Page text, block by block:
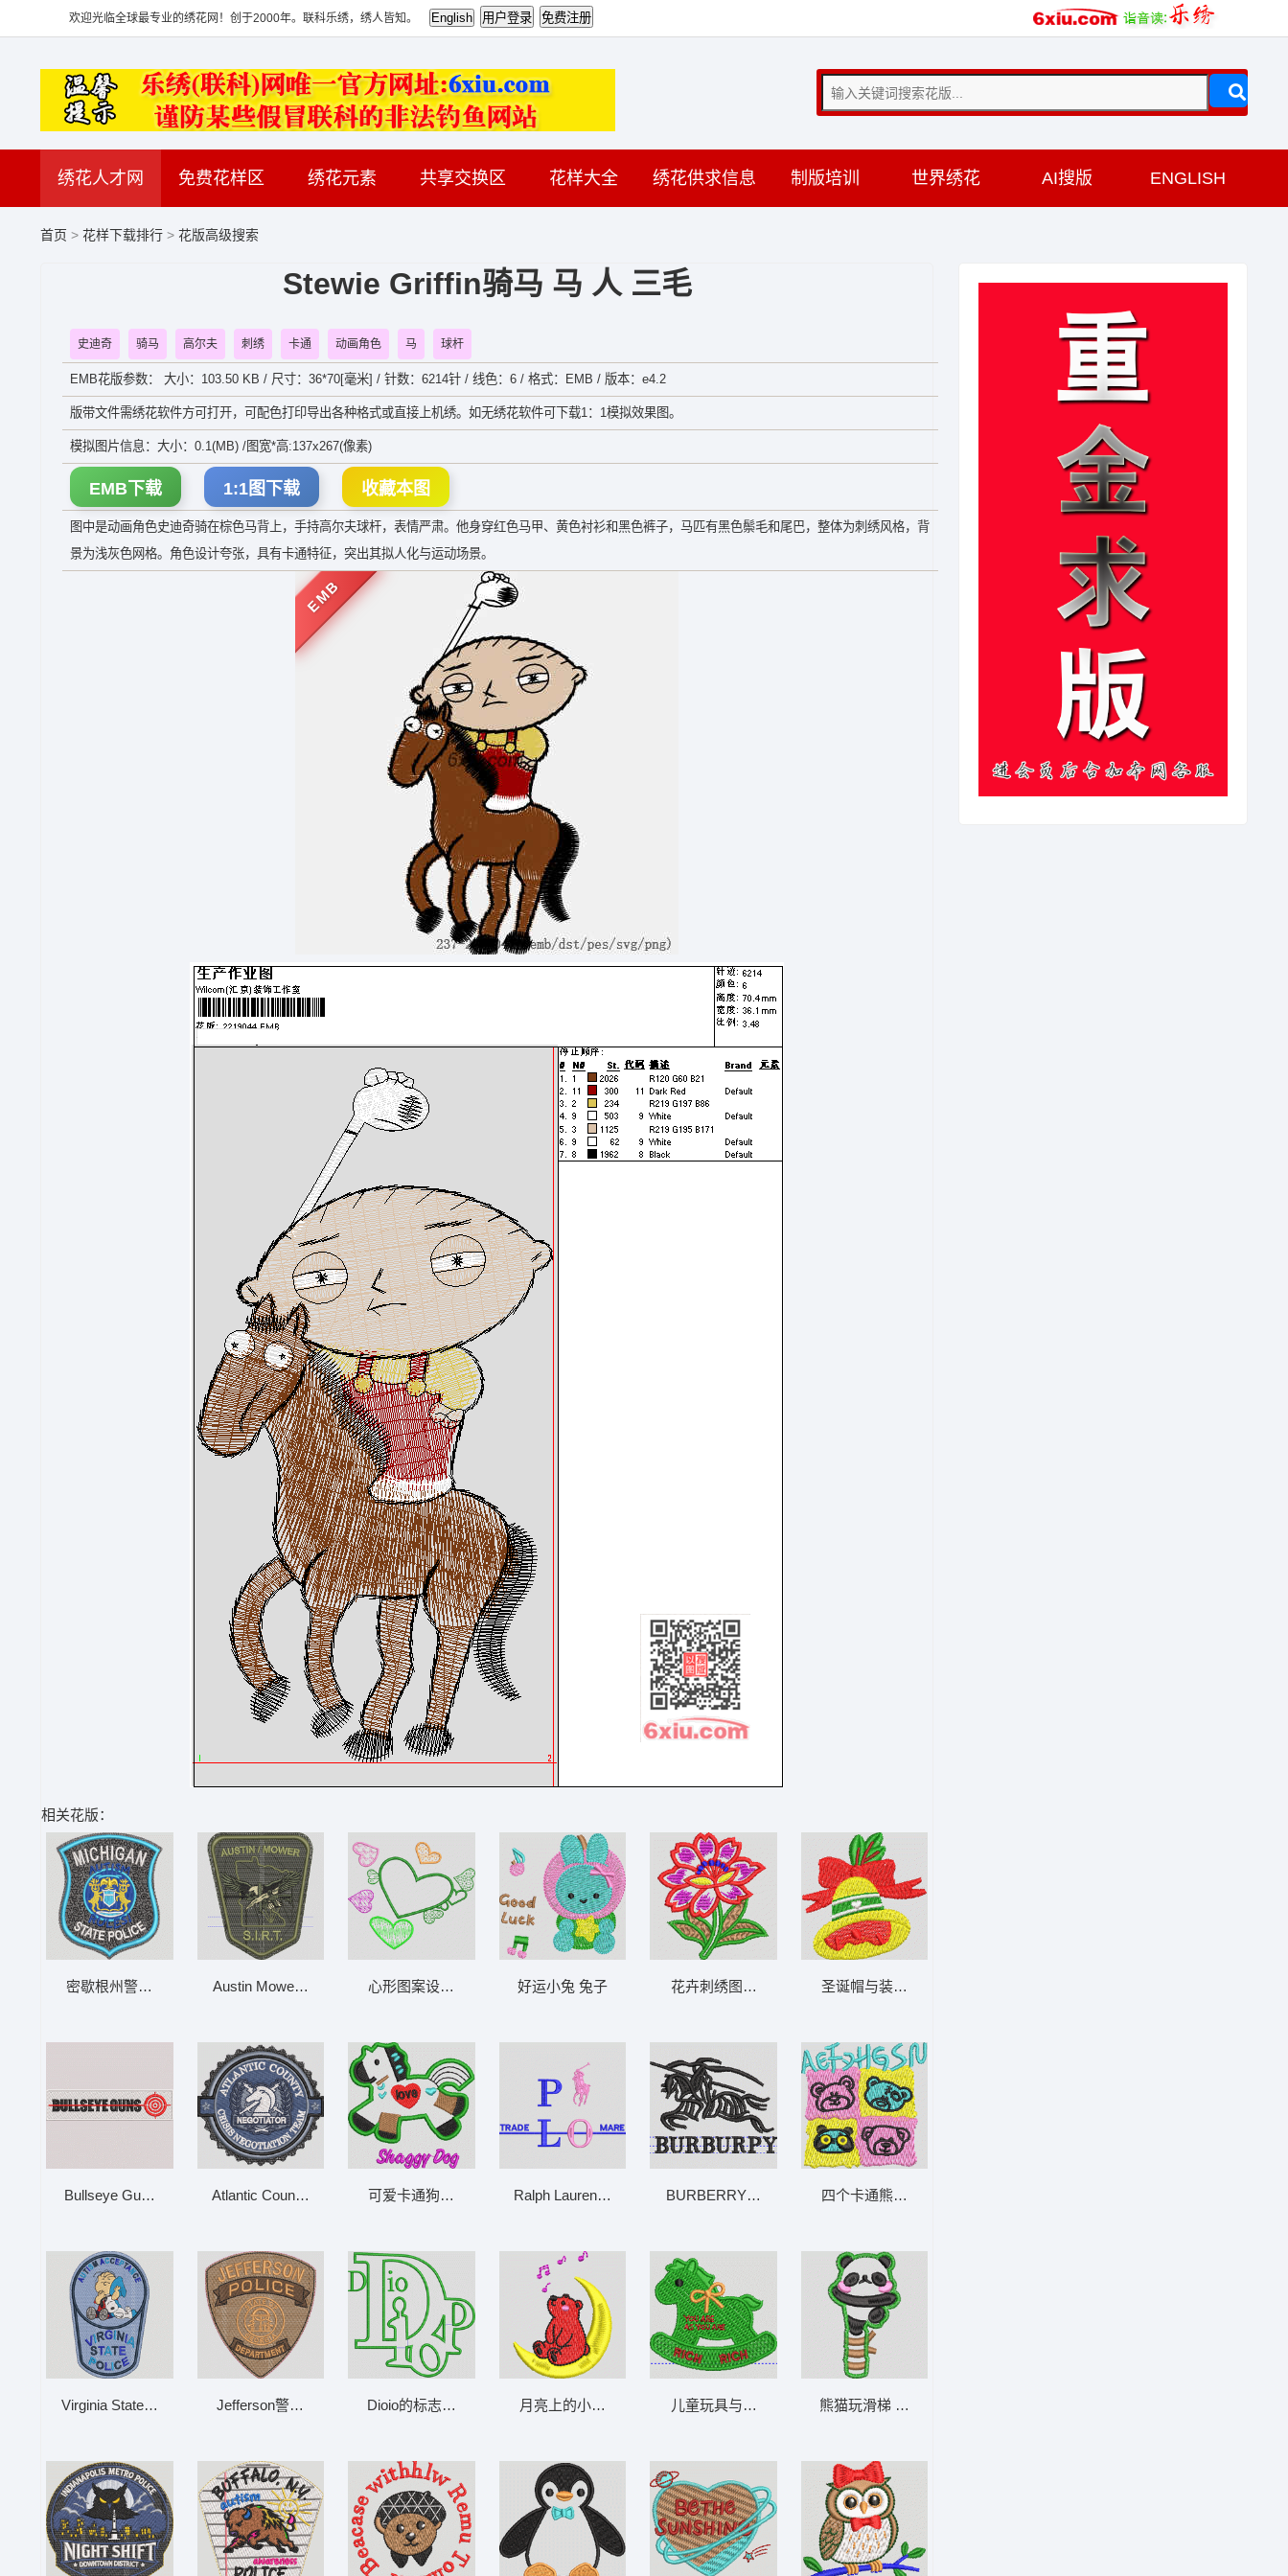
欢迎光临全球最专业的绣花网！创于2000年。联科乐绣，绣人皆知。
绣花人才网 免费花样区 绣花元素 共享交换区 花样大全 绣花供求信息 制版培训 世界绣花 AI搜版 ENGLISH
首页 > 花样下载排行 > 花版高级搜索
Stewie Griffin骑马 马 人 三毛
史迪奇 骑马 高尔夫 刺绣 卡通 动画角色 马 球杆
EMB花版参数： 大小：103.50 KB / 尺寸：36*70[毫米] / 针数：6214针 / 线色：6 / 格式：EMB / 版本：e4.2
版带文件需绣花软件方可打开，可配色打印导出各种格式或直接上机绣。如无绣花软件可下载1：1模拟效果图。
模拟图片信息：大小：0.1(MB) /图宽*高:137x267(像素)
EMB下载 1:1图下载 收藏本图
图中是动画角色史迪奇骑在棕色马背上，手持高尔夫球杆，表情严肃。他身穿红色马甲、黄色衬衫和黑色裤子，马匹有黑色鬃毛和尾巴，整体为刺绣风格，背
景为浅灰色网格。角色设计夸张，具有卡通特征，突出其拟人化与运动场景。
EMB
相关花版：
密歇根州警察制服徽章 MICHIGAN AUTISM 鹿-
Bullseye Guns 标志 BULISEYE 靶心
Virginia State Police Autism Acceptance
Austin Mower的SI.R.T.徽章 0303 AUSTINMOW
Atlantic County Crisis Negotiation Team
Jefferson警察局徽章 JEFFERSON POLICE DEP
心形图案设计 爱心
可爱卡通狗的刺绣设计 小马
Dioio的标志设计 diao
好运小兔 兔子
Ralph Lauren Polo Trade Logo 保罗
月亮上的小熊 月亮熊
花卉刺绣图案 花
BURBERRY标志 保罗 polo
儿童玩具与祝福语 小马
圣诞帽与装饰品 铃铛
四个卡通熊头的彩色方块 小熊
熊猫玩滑梯 熊猫